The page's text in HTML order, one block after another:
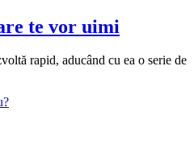
te vor uimi
rapid, aducând cu ea o serie de